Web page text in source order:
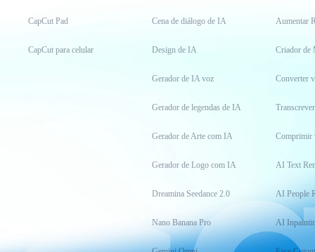
CapCut Pad
CapCut para celular
Cena de diálogo de IA
Design de IA
Gerador de IA voz
Gerador de legendas de IA
Gerador de Arte com IA
Gerador de Logo com IA
Dreamina Seedance 2.0
Nano Banana Pro
Aumentar
Criador de
Converter
Comprimir
AI Text
AI People
AI